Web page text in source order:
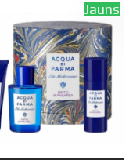
Jauns